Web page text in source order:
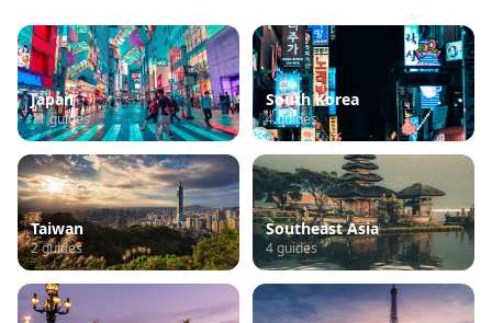
Japan
11guides
South Korea
4guides
Taiwan
2guides
Southeast Asia
4guides